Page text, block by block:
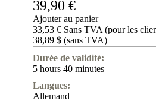
39,90 €
Ajouter au panier
33,53 € Sans TVA (pour les
38,89 $ (sans TVA)
Durée de validité:
5 hours 40 minutes
Langues:
Allemand